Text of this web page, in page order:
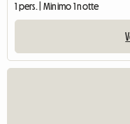
1 pers. | Minimo 1 notte